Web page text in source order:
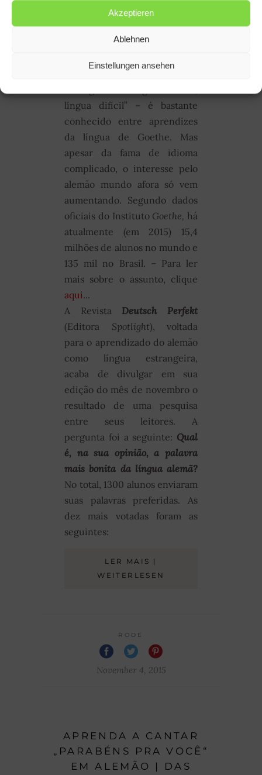
Akzeptieren
Ablehnen
Einstellungen ansehen
Este ditado -
língua difícil” – é bastante
conhecido entre aprendizes
da língua de Goethe. Mas
apesar da fama de idioma
complicado, o interesse pelo
alemão mundo afora só vem
aumentando. Segundo dados
oficiais do Instituto Goethe, há
atualmente (em 2015) 15,4
milhões de alunos no mundo e
135 mil no Brasil. – Para ler
mais sobre o assunto, clique
aqui...
A Revista Deutsch Perfekt
(Editora Spotlight), voltada
para o aprendizado do alemão
como língua estrangeira,
acaba de divulgar em sua
edição do mês de novembro o
resultado de uma pesquisa
entre seus leitores. A
pergunta foi a seguinte: Qual
é, na sua opinião, a palavra
mais bonita da língua alemã?
No total, 1300 alunos enviaram
suas palavras preferidas. As
dez mais votadas foram as
seguintes:
LER MAIS |
WEITERLESEN
RODE
November 4, 2015
APRENDA A CANTAR
„PARABÉNS PRA VOCÊ“
EM ALEMÃO | DAS